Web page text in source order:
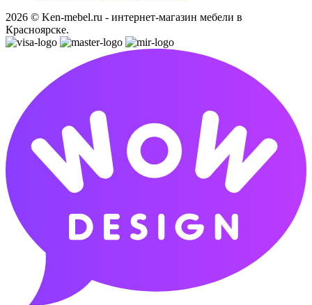
2026 © Ken-mebel.ru - интернет-магазин мебели в
Красноярске.